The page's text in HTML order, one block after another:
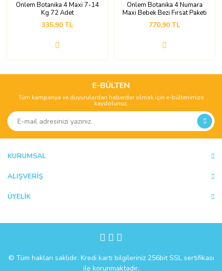
Önlem Botanika 4 Maxi 7-14
Kg 72 Adet
335,90 TL
Önlem Botanika 4 Numara
Maxi Bebek Bezi Fırsat Paketi
200 Adet (7-14 kg)
770,90 TL
E-BÜLTEN
Tüm kampanya ve duyurulardan haberdar olmak için e-bültenimize
kaydolunuz.
KURUMSAL
ALIŞVERİŞ
ÜYELİK
© Tüm hakları saklıdır. Kredi kartı bilgileriniz 256bit SSL sertifikası
ile korunmaktadır.